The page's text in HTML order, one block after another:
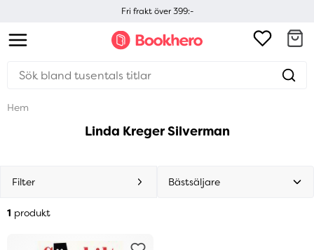
Fri frakt över 399:-
Hem
Linda Kreger Silverman
Filter
1 produkt